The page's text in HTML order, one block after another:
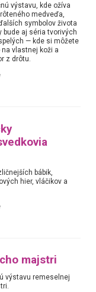
výstavu, kde ožíva
medveďa,
symbolov života
bude aj séria tvorivých
— kde si môžete
vlastnej koži a
z drôtu.
bábik,
hier, vláčikov a
majstri
výstavu remeselnej